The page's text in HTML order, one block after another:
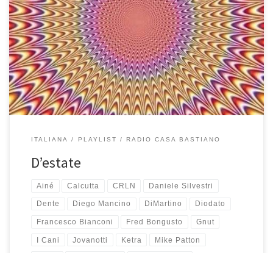
“L’estate, terribile, è arrivata questo cosa cambia in quello che hai
promesso e adesso che il cielo è una fornace così come il tuo
nome che vuoi sulla mia bocca” canta Diego Mancino
nell’adorevole Succede D’Estate, canzone sulla quale è costruita
questa nuova playlist tutta italiana che pubblico solo ora, ma che
in […]
ITALIANA PLAYLIST RADIO CASA BASTIANO
D’estate
Ainé Calcutta CRLN Daniele Silvestri
Dente Diego Mancino DiMartino Diodato
Francesco Bianconi Fred Bongusto Gnut
I Cani Jovanotti Ketra Mike Patton